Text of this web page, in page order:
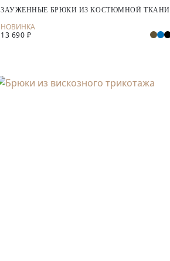
ЗАУЖЕННЫЕ БРЮКИ ИЗ КОСТЮМНОЙ ТКАНИ
13 690 ₽